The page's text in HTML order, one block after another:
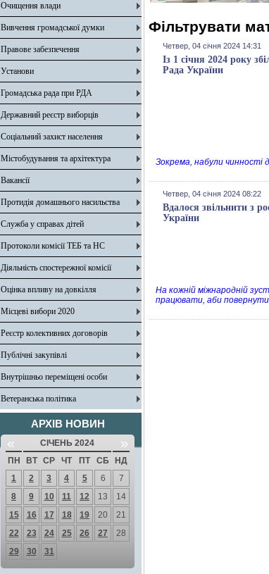
Очищення влади
Вивчення громадської думки
Правове забезпечення
Установи
Громадська рада при РДА
Державний реєстр виборців
Соціальний захист населення
Містобудування та архітектура
Вакансії
Протидія домашнього насильства
Служба у справах дітей
Протоколи комісії ТЕБ та НС
Діяльність спостережної комісії
Оцінка впливу на довкілля
Місцеві вибори 2020
Реєстр колективних договорів
Публічні закупівлі
Внутрішньо переміщені особи
Ветеранська політика
АРХІВ НОВИН
« СІЧЕНЬ 2024 »
ПН ВТ СР ЧТ ПТ СБ
НД
1
2 3 4 5 6
7
8
9 10 11 12 13
14
15
16 17 18 19 20
21
22
23 24 25 26 27
28
29
30 31
Фільтрувати
Четвер, 04 січня 2024 14:31
Із 1 січня 2024 року
Рада України
Зокрема, набули чинності
Четвер, 04 січня 2024 08:22
Вдалося звільнити з
України
На кожній міжнародній
працювати, аби